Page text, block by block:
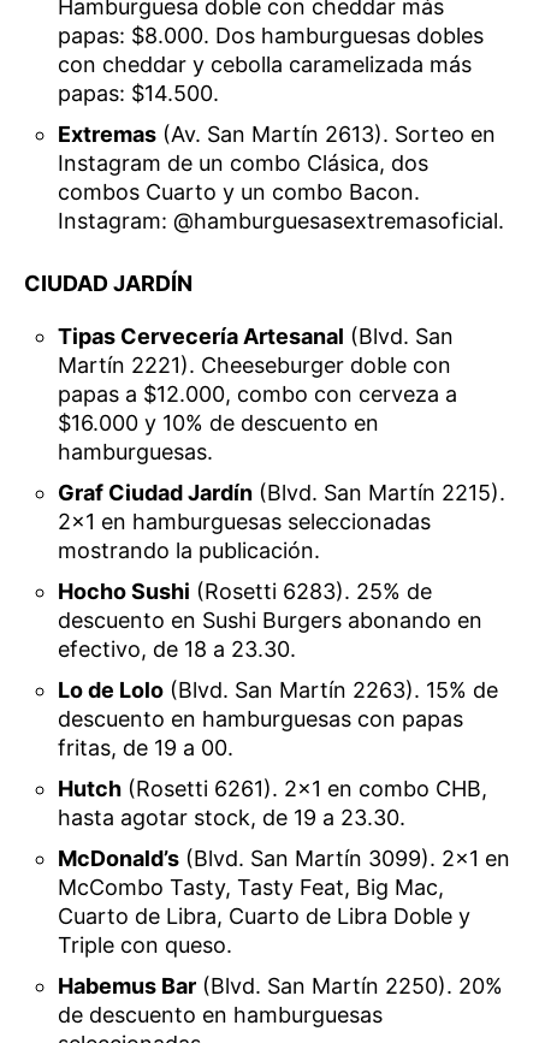
Hamburguesa doble con cheddar más
papas: $8.000. Dos hamburguesas dobles
con cheddar y cebolla caramelizada más
papas: $14.500.
Extremas (Av. San Martín 2613). Sorteo en
Instagram de un combo Clásica, dos
combos Cuarto y un combo Bacon.
Instagram: @hamburguesasextremasoficial.
CIUDAD JARDÍN
Tipas Cervecería Artesanal (Blvd. San
Martín 2221). Cheeseburger doble con
papas a $12.000, combo con cerveza a
$16.000 y 10% de descuento en
hamburguesas.
Graf Ciudad Jardín (Blvd. San Martín 2215).
2×1 en hamburguesas seleccionadas
mostrando la publicación.
Hocho Sushi (Rosetti 6283). 25% de
descuento en Sushi Burgers abonando en
efectivo, de 18 a 23.30.
Lo de Lolo (Blvd. San Martín 2263). 15% de
descuento en hamburguesas con papas
fritas, de 19 a 00.
Hutch (Rosetti 6261). 2×1 en combo CHB,
hasta agotar stock, de 19 a 23.30.
McDonald’s (Blvd. San Martín 3099). 2×1 en
McCombo Tasty, Tasty Feat, Big Mac,
Cuarto de Libra, Cuarto de Libra Doble y
Triple con queso.
Habemus Bar (Blvd. San Martín 2250). 20%
de descuento en hamburguesas